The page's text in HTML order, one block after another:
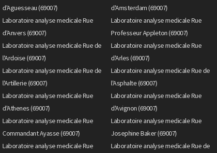
d'Aguesseau (69007)
d'Amsterdam (69007)
Laboratoire analyse medicale Rue
d'Anvers (69007)
Laboratoire analyse medicale Rue
Professeur Appleton (69007)
Laboratoire analyse medicale Rue de
l'Ardoise (69007)
Laboratoire analyse medicale Rue
d'Arles (69007)
Laboratoire analyse medicale Rue de
l'Artillerie (69007)
Laboratoire analyse medicale Rue de
l'Asphalte (69007)
Laboratoire analyse medicale Rue
d'Athenes (69007)
Laboratoire analyse medicale Rue
d'Avignon (69007)
Laboratoire analyse medicale Rue
Commandant Ayasse (69007)
Laboratoire analyse medicale Rue
Josephine Baker (69007)
Laboratoire analyse medicale Rue
Laboratoire analyse medicale Rue de